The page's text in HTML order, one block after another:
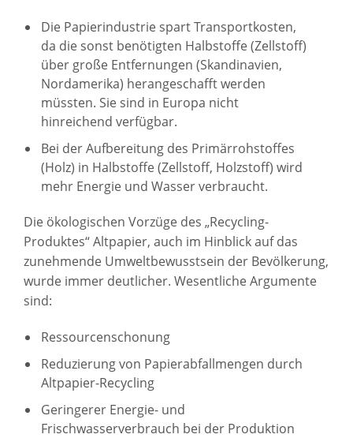
Die Papierindustrie spart Transportkosten,
da die sonst benötigten Halbstoffe (Zellstoff)
über große Entfernungen (Skandinavien,
Nordamerika) herangeschafft werden
müssten. Sie sind in Europa nicht
hinreichend verfügbar.
Bei der Aufbereitung des Primärrohstoffes
(Holz) in Halbstoffe (Zellstoff, Holzstoff) wird
mehr Energie und Wasser verbraucht.
Die ökologischen Vorzüge des „Recycling-
Produktes“ Altpapier, auch im Hinblick auf das
zunehmende Umweltbewusstsein der Bevölkerung,
wurde immer deutlicher. Wesentliche Argumente
sind:
Ressourcenschonung
Reduzierung von Papierabfallmengen durch
Altpapier-Recycling
Geringerer Energie- und
Frischwasserverbrauch bei der Produktion